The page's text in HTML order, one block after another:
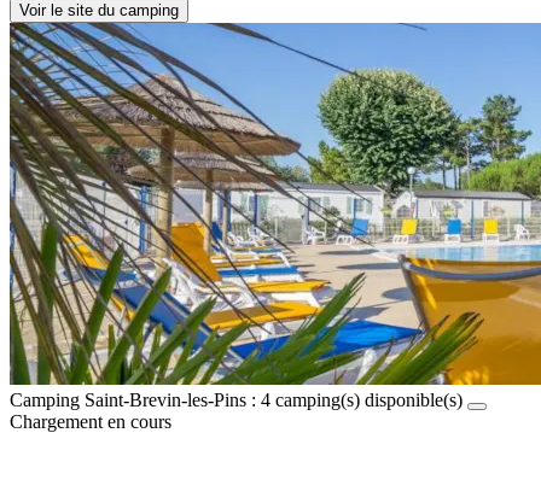
Voir le site du camping
Camping Saint-Brevin-les-Pins : 4 camping(s) disponible(s)
Chargement en cours